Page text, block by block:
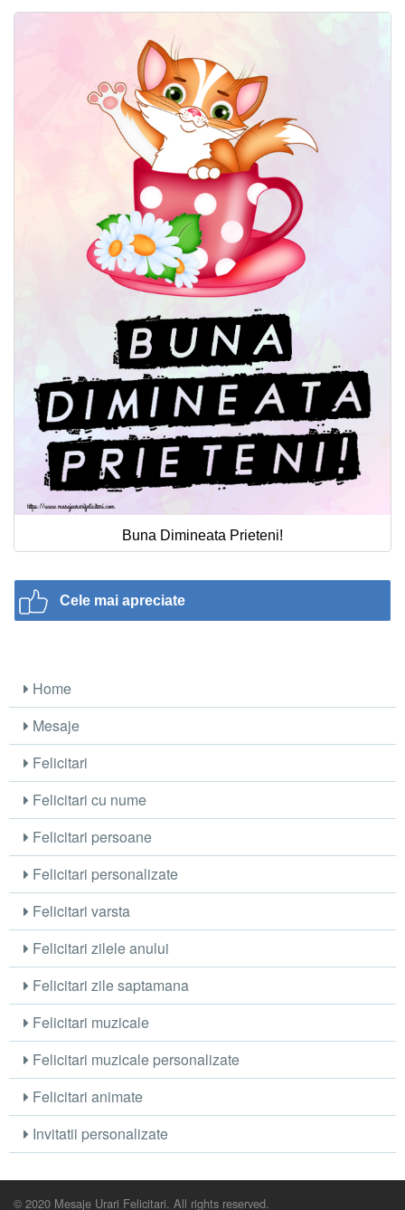
Buna Dimineata Prieteni!
Cele mai apreciate
Home
Mesaje
Felicitari
Felicitari cu nume
Felicitari persoane
Felicitari personalizate
Felicitari varsta
Felicitari zilele anului
Felicitari zile saptamana
Felicitari muzicale
Felicitari muzicale personalizate
Felicitari animate
Invitatii personalizate
© 2020 Mesaje Urari Felicitari. All rights reserved.